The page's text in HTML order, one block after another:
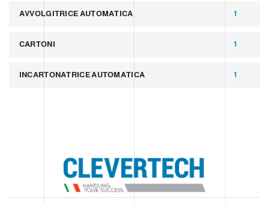
AVVOLGITRICE AUTOMATICA 1
CARTONI 1
INCARTONATRICE AUTOMATICA 1